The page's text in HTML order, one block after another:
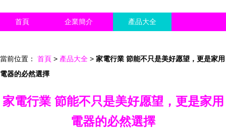
首頁 企業簡介 產品大全
當前位置： 首頁 > 產品大全 > 家電行業 節能不只是美好愿望，更是家用
電器的必然選擇
家電行業 節能不只是美好愿望，更是家用
電器的必然選擇